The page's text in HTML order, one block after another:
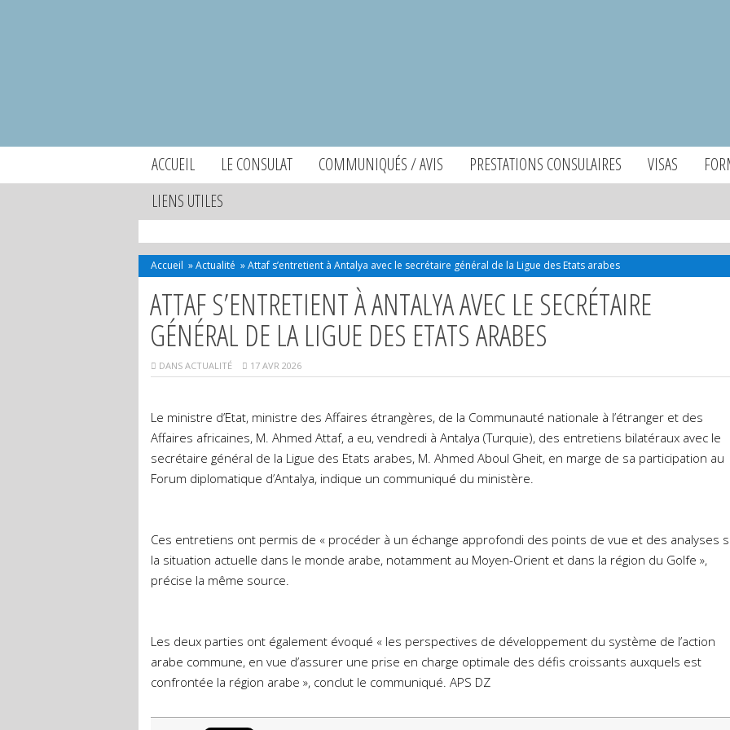
ACCUEIL LE CONSULAT COMMUNIQUÉS / AVIS PRESTATIONS CONSULAIRES VISAS
LIENS UTILES
Accueil »Actualité »Attaf s’entretient à Antalya avec le secrétaire général de la Ligue des Etats arabes
ATTAF S’ENTRETIENT À ANTALYA AVEC LE SECRÉTAIRE
GÉNÉRAL DE LA LIGUE DES ETATS ARABES
DANS ACTUALITÉ 17 AVR 2026
Le ministre d’Etat, ministre des Affaires étrangères, de la Communauté nationale à l’étranger et des
Affaires africaines, M. Ahmed Attaf, a eu, vendredi à Antalya (Turquie), des entretiens bilatéraux avec le
secrétaire général de la Ligue des Etats arabes, M. Ahmed Aboul Gheit, en marge de sa participation au
Forum diplomatique d’Antalya, indique un communiqué du ministère.
Ces entretiens ont permis de « procéder à un échange approfondi des points de vue et des analyses
la situation actuelle dans le monde arabe, notamment au Moyen-Orient et dans la région du Golfe »,
précise la même source.
Les deux parties ont également évoqué « les perspectives de développement du système de l’action
arabe commune, en vue d’assurer une prise en charge optimale des défis croissants auxquels est
confrontée la région arabe », conclut le communiqué. APS DZ